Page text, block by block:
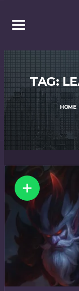
TAG:
HOME